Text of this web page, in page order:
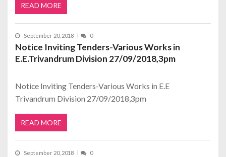
READ MORE
September 20, 2018 0
Notice Inviting Tenders-Various Works in
E.E.Trivandrum Division 27/09/2018,3pm
Notice Inviting Tenders-Various Works in E.E
Trivandrum Division 27/09/2018,3pm
READ MORE
September 20, 2018 0